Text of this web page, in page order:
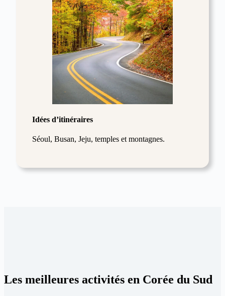
Idées d’itinéraires
Séoul, Busan, Jeju, temples et montagnes.
Les meilleures activités en Corée du Sud